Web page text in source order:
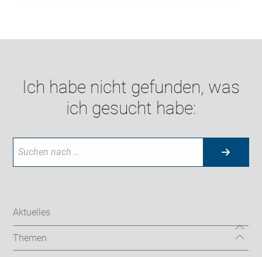
Ich habe nicht gefunden, was
ich gesucht habe:
Aktuelles
Themen